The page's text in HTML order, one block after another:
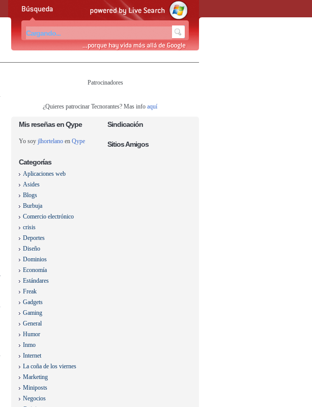
Patrocinadores
¿Quieres patrocinar Tecnorantes? Mas info aquí
Mis reseñas en Qype
Yo soy jlhortelano en Qype
Categorías
Aplicaciones web
Asides
Blogs
Burbuja
Comercio electrónico
crisis
Deportes
Diseño
Dominios
Economía
Estándares
Freak
Gadgets
Gaming
General
Humor
Inmo
Internet
La coña de los viernes
Marketing
Miniposts
Negocios
Sindicación
Sitios Amigos